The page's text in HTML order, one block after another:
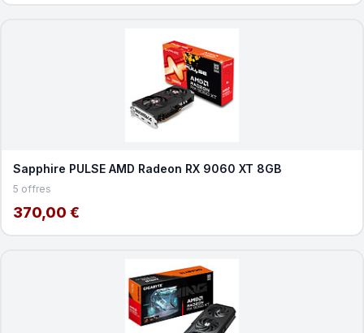
Sapphire PULSE AMD Radeon RX 9060 XT 8GB
5 offres
370,00 €